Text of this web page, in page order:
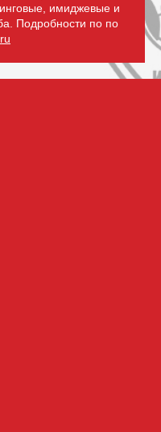
имиджевые и
Подробности по по